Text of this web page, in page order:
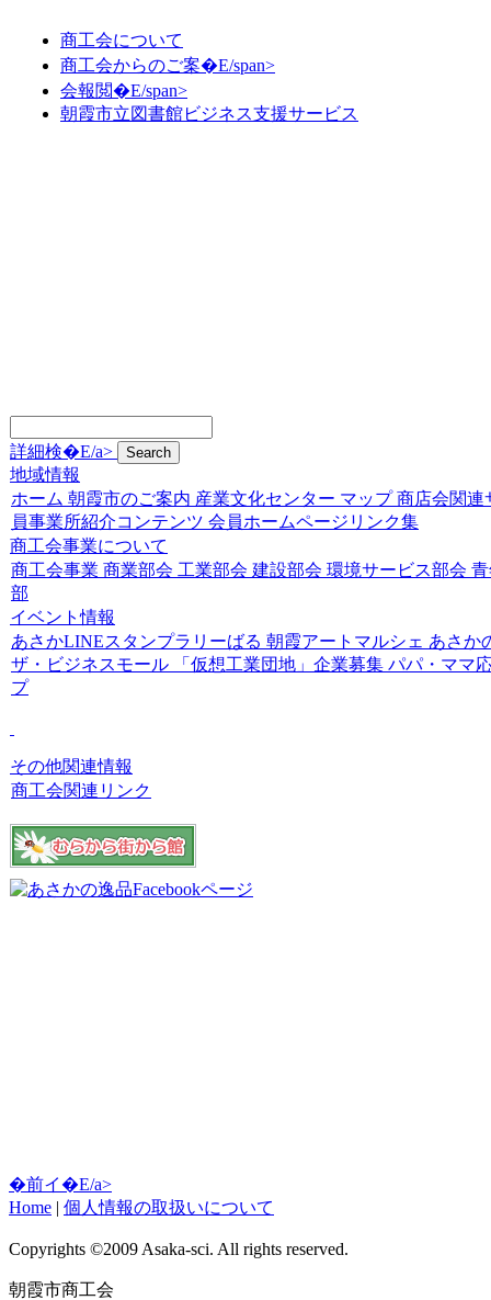
商工会について
商工会からのご案�E/span>
会報閲�E/span>
朝霞市立図書館ビジネス支援サービス
詳細検�E/a>
地域情報
ホーム 朝霞市のご案内 産業文化センター マップ 商店会関連
員事業所紹介コンテンツ 会員ホームページリンク集
商工会事業について
商工会事業 商業部会 工業部会 建設部会 環境サービス部会
部
イベント情報
あさかLINEスタンプラリーばる 朝霞アートマルシェ あさか
ザ・ビジネスモール
「仮想工業団地」企業募集 パパ・ママ
プ
その他関連情報
商工会関連リンク
�前イ�E/a>
Home | 個人情報の取扱いについて
Copyrights ©2009 Asaka-sci. All rights reserved.
朝霞市商工会